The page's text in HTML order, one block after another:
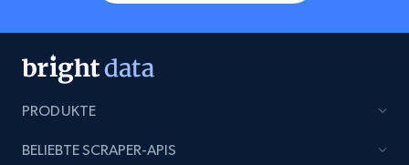
PRODUKTE
BELIEBTE SCRAPER-APIS